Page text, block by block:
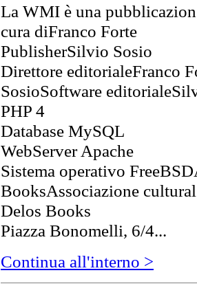
La WMI è una
cura diFranco Forte
PublisherSilvio Sosio
Direttore editorialeFranco
SosioSoftware
PHP 4
Database MySQL
WebServer Apache
Sistema operativo
BooksAssociazione
Delos Books
Piazza Bonomelli, 6/4...
Continua all'interno >